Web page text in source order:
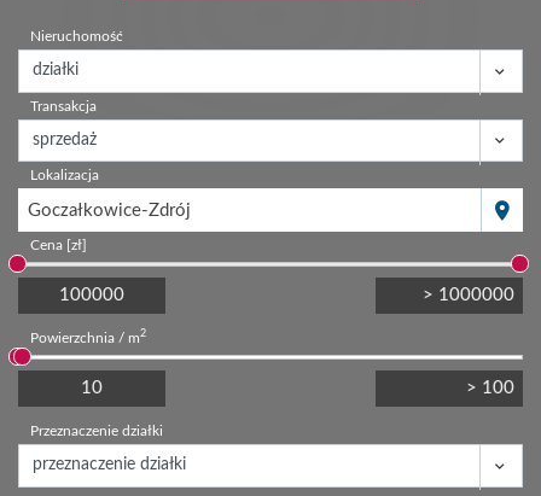
Nieruchomość
Transakcja
Lokalizacja
Goczałkowice-Zdrój
Cena [zł]
Powierzchnia / m2
Przeznaczenie działki